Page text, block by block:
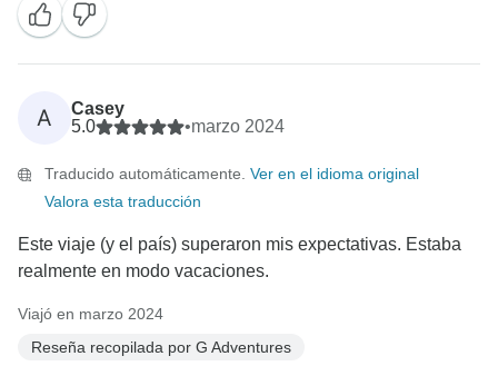
A
Casey
5.0
•marzo 2024
Traducido automáticamente. Ver en el idioma original
Valora esta traducción
Este viaje (y el país) superaron mis expectativas. Estaba
realmente en modo vacaciones.
Viajó en marzo 2024
Reseña recopilada por G Adventures